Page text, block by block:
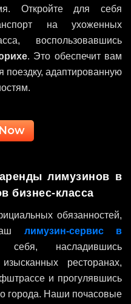
Откройте для себя
на ухоженных
воспользовавшись
. Это обеспечит вам
адаптированную
лимузинов в
бизнес-класса
обязанностей,
лимузин-сервис в
насладившись
ресторанах,
и прогулявшись
города. Наши почасовые